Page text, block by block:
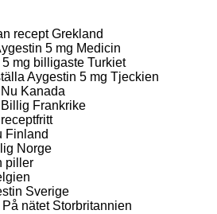
recept Grekland
5 mg Medicin
mg billigaste Turkiet
Aygestin 5 mg Tjeckien
Kanada
Frankrike
Finland
Norge
piller
Sverige
nätet Storbritannien